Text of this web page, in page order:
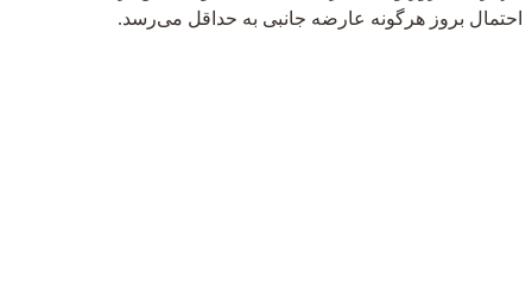
احتمال بروز هرگونه عارضه جانبی به حداقل می‌رسد.